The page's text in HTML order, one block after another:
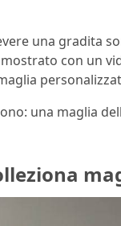
una gradita
con un
una maglia